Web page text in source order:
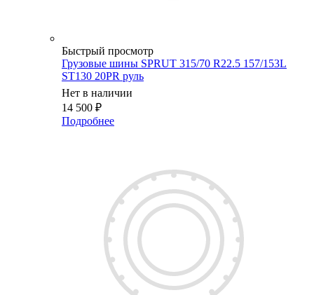
Быстрый просмотр
Грузовые шины SPRUT 315/70 R22.5 157/153L
ST130 20PR руль
Нет в наличии
14 500 ₽
Подробнее